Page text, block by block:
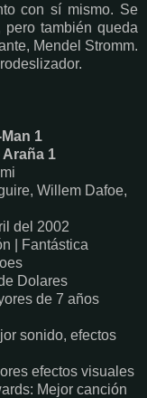
con sí mismo. Se
pero también queda
Mendel Stromm.
1
1
Willem Dafoe,
del 2002
| Fantástica
Dolares
de 7 años
sonido, efectos
efectos visuales
Mejor canción